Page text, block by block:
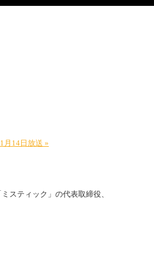
1月14日放送 »
スティック」の代表取締役、